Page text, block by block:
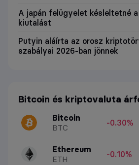
A japán felügyelet késleltetné
kiutalást
Putyin aláírta az orosz
szabályai 2026-ban jönnek
Bitcoin és kriptovaluta
Bitcoin
BTC
-0.30%
Ethereum
ETH
-0.10%